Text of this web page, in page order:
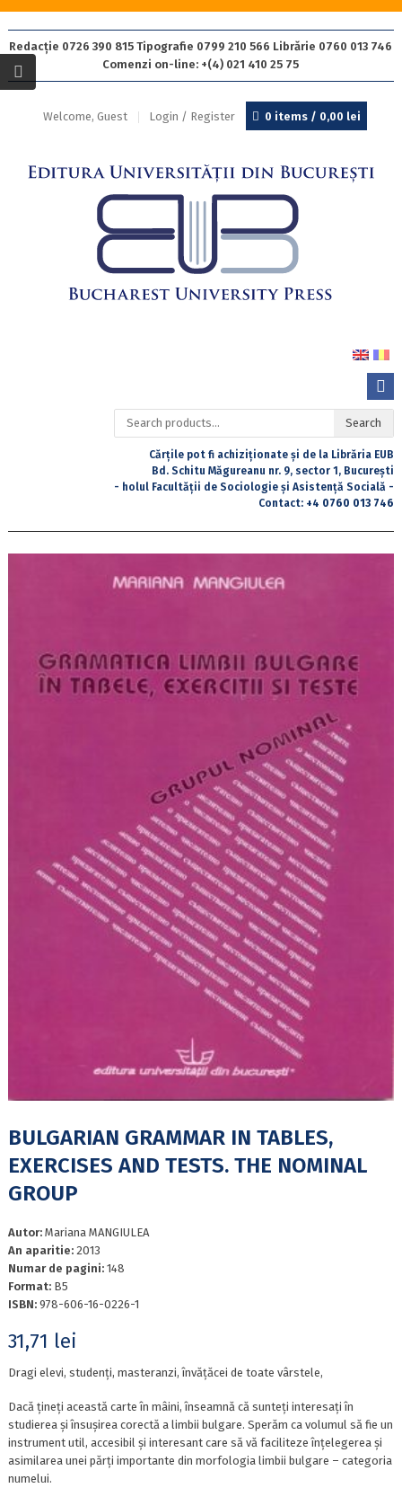
Redacție 0726 390 815 Tipografie 0799 210 566 Librărie 0760 013 746
Comenzi on-line: +(4) 021 410 25 75
Welcome, Guest Login / Register 0 items / 0,00 lei
Search
for:
Search
Cărțile pot fi achiziționate și de la Librăria EUB
Bd. Schitu Măgureanu nr. 9, sector 1, București
- holul Facultății de Sociologie și Asistență Socială -
Contact: +4 0760 013 746
BULGARIAN GRAMMAR IN TABLES,
EXERCISES AND TESTS. THE NOMINAL
GROUP
Autor: Mariana MANGIULEA
An aparitie: 2013
Numar de pagini: 148
Format: B5
ISBN: 978-606-16-0226-1
31,71 lei
Dragi elevi, studenți, masteranzi, învățăcei de toate vârstele,
Dacă țineți această carte în mâini, înseamnă că sunteți interesați în
studierea și însușirea corectă a limbii bulgare. Sperăm ca volumul să fie un
instrument util, accesibil și interesant care să vă faciliteze înțelegerea și
asimilarea unei părți importante din morfologia limbii bulgare – categoria
numelui.